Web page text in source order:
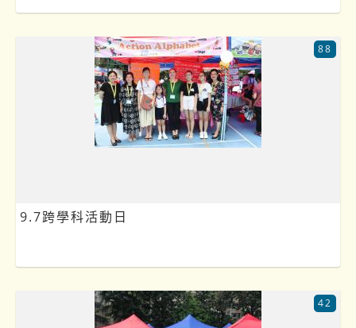
9.7跨學科活動日
88
42